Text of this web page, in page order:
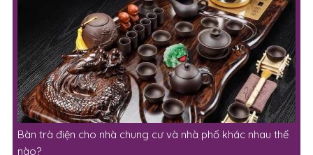
Bàn trà điện cho nhà chung cư và nhà phố khác nhau thế
nào?